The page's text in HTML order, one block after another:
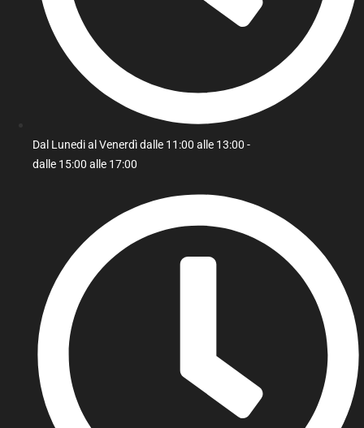
Dal Lunedi al Venerdì dalle 11:00 alle 13:00 -
dalle 15:00 alle 17:00